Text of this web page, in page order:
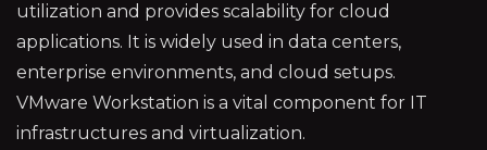
utilization and provides scalability for cloud
applications. It is widely used in data centers,
enterprise environments, and cloud setups.
VMware Workstation is a vital component for IT
infrastructures and virtualization.